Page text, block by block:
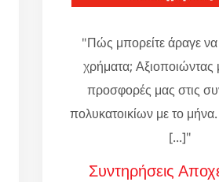
"Πώς μπορείτε άραγε
χρήματα; Αξιοποιώντας
προσφορές μας στις
πολυκατοικίων με το
[...]"
Συντηρήσεις